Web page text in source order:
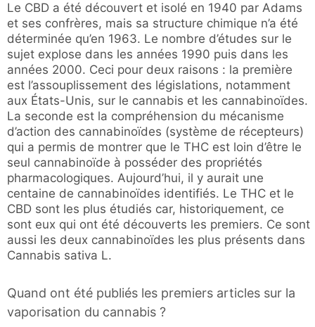
Le CBD a été découvert et isolé en 1940 par Adams
et ses confrères, mais sa structure chimique n’a été
déterminée qu’en 1963. Le nombre d’études sur le
sujet explose dans les années 1990 puis dans les
années 2000. Ceci pour deux raisons : la première
est l’assouplissement des législations, notamment
aux États-Unis, sur le cannabis et les cannabinoïdes.
La seconde est la compréhension du mécanisme
d’action des cannabinoïdes (système de récepteurs)
qui a permis de montrer que le THC est loin d’être le
seul cannabinoïde à posséder des propriétés
pharmacologiques. Aujourd’hui, il y aurait une
centaine de cannabinoïdes identifiés. Le THC et le
CBD sont les plus étudiés car, historiquement, ce
sont eux qui ont été découverts les premiers. Ce sont
aussi les deux cannabinoïdes les plus présents dans
Cannabis sativa L.
Quand ont été publiés les premiers articles sur la
vaporisation du cannabis ?